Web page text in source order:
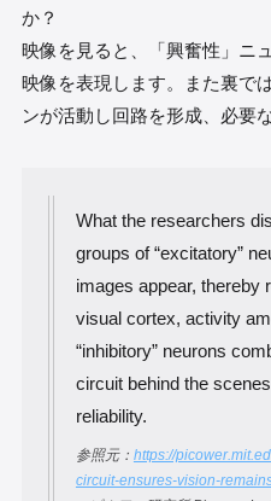
か？
映像を見ると、「興奮性」ニ
映像を表現します。また裏で
ンが活動し回路を形成、必要
What the researchers
groups of “excitatory”
images appear, thereby
visual cortex, activity
“inhibitory” neurons
circuit behind the
reliability.
参照元： https://
circuit-ensures-vision-